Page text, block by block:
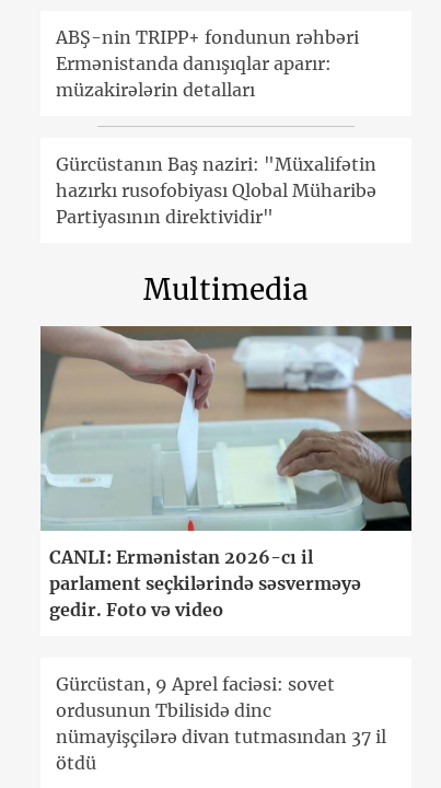
ABŞ-nin TRIPP+ fondunun rəhbəri
Ermənistanda danışıqlar aparır:
müzakirələrin detalları
Gürcüstanın Baş naziri: "Müxalifətin
hazırkı rusofobiyası Qlobal Müharibə
Partiyasının direktividir"
Multimedia
CANLI: Ermənistan 2026-cı il
parlament seçkilərində səsverməyə
gedir. Foto və video
Gürcüstan, 9 Aprel faciəsi: sovet
ordusunun Tbilisidə dinc
nümayişçilərə divan tutmasından 37 il
ötdü